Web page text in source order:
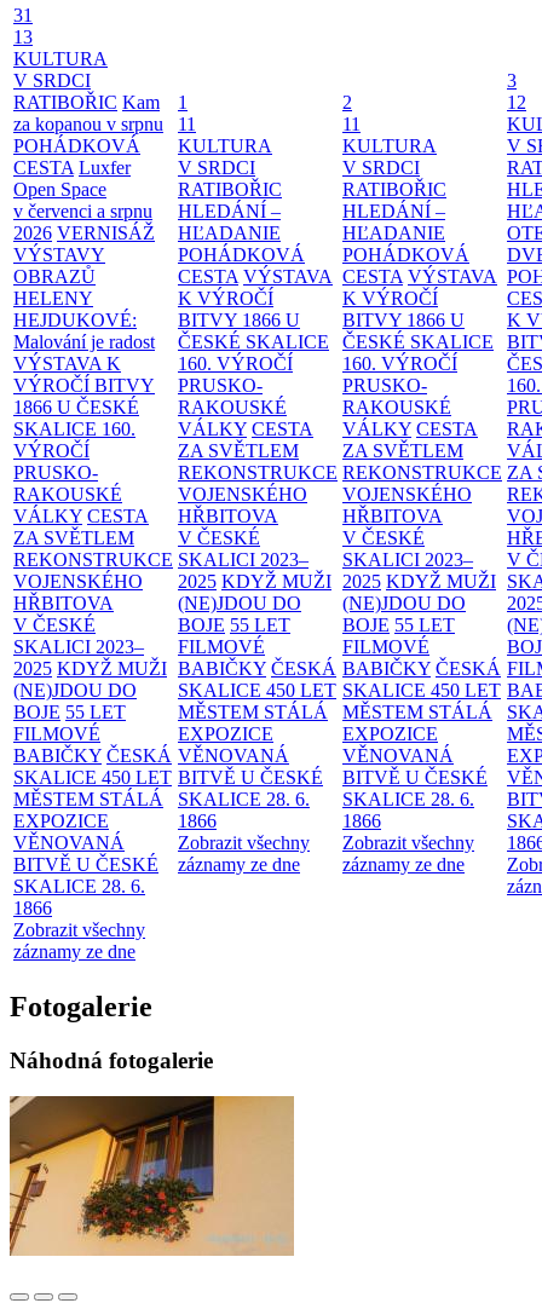
31
13
KULTURA
V SRDCI
RATIBOŘIC Kam
za kopanou v srpnu
POHÁDKOVÁ
CESTA Luxfer
Open Space
v červenci a srpnu
2026 VERNISÁŽ
VÝSTAVY
OBRAZŮ
HELENY
HEJDUKOVÉ:
Malování je radost
VÝSTAVA K
VÝROČÍ BITVY
1866 U ČESKÉ
SKALICE 160.
VÝROČÍ
PRUSKO-
RAKOUSKÉ
VÁLKY CESTA
ZA SVĚTLEM
REKONSTRUKCE
VOJENSKÉHO
HŘBITOVA
V ČESKÉ
SKALICI 2023–
2025 KDYŽ MUŽI
(NE)JDOU DO
BOJE 55 LET
FILMOVÉ
BABIČKY ČESKÁ
SKALICE 450 LET
MĚSTEM STÁLÁ
EXPOZICE
VĚNOVANÁ
BITVĚ U ČESKÉ
SKALICE 28. 6.
1866
Zobrazit všechny
záznamy ze dne
1
11
KULTURA
V SRDCI
RATIBOŘIC
HLEDÁNÍ –
HĽADANIE
POHÁDKOVÁ
CESTA VÝSTAVA
K VÝROČÍ
BITVY 1866 U
ČESKÉ SKALICE
160. VÝROČÍ
PRUSKO-
RAKOUSKÉ
VÁLKY CESTA
ZA SVĚTLEM
REKONSTRUKCE
VOJENSKÉHO
HŘBITOVA
V ČESKÉ
SKALICI 2023–
2025 KDYŽ MUŽI
(NE)JDOU DO
BOJE 55 LET
FILMOVÉ
BABIČKY ČESKÁ
SKALICE 450 LET
MĚSTEM STÁLÁ
EXPOZICE
VĚNOVANÁ
BITVĚ U ČESKÉ
SKALICE 28. 6.
1866
Zobrazit všechny
záznamy ze dne
2
11
KULTURA
V SRDCI
RATIBOŘIC
HLEDÁNÍ –
HĽADANIE
POHÁDKOVÁ
CESTA VÝSTAVA
K VÝROČÍ
BITVY 1866 U
ČESKÉ SKALICE
160. VÝROČÍ
PRUSKO-
RAKOUSKÉ
VÁLKY CESTA
ZA SVĚTLEM
REKONSTRUKCE
VOJENSKÉHO
HŘBITOVA
V ČESKÉ
SKALICI 2023–
2025 KDYŽ MUŽI
(NE)JDOU DO
BOJE 55 LET
FILMOVÉ
BABIČKY ČESKÁ
SKALICE 450 LET
MĚSTEM STÁLÁ
EXPOZICE
VĚNOVANÁ
BITVĚ U ČESKÉ
SKALICE 28. 6.
1866
Zobrazit všechny
záznamy ze dne
3
12
V
K
ZA
V
Fotogalerie
Náhodná fotogalerie